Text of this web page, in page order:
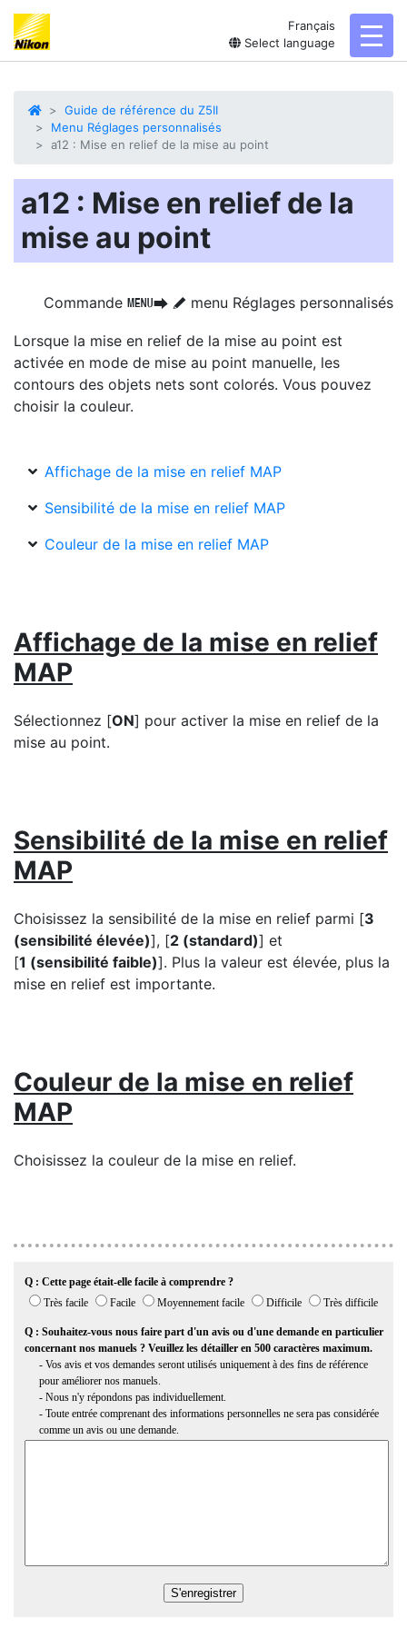
Français
Select language
Guide de référence du Z5II
Menu Réglages personnalisés
a12 : Mise en relief de la mise au point
a12 : Mise en relief de la
mise au point
Commande GU A menu Réglages personnalisés
Lorsque la mise en relief de la mise au point est
activée en mode de mise au point manuelle, les
contours des objets nets sont colorés. Vous pouvez
choisir la couleur.
Affichage de la mise en relief MAP
Sensibilité de la mise en relief MAP
Couleur de la mise en relief MAP
Affichage de la mise en relief
MAP
Sélectionnez [ON] pour activer la mise en relief de la
mise au point.
Sensibilité de la mise en relief
MAP
Choisissez la sensibilité de la mise en relief parmi [3
(sensibilité élevée)], [2 (standard)] et
[1 (sensibilité faible)]. Plus la valeur est élevée, plus la
mise en relief est importante.
Couleur de la mise en relief
MAP
Choisissez la couleur de la mise en relief.